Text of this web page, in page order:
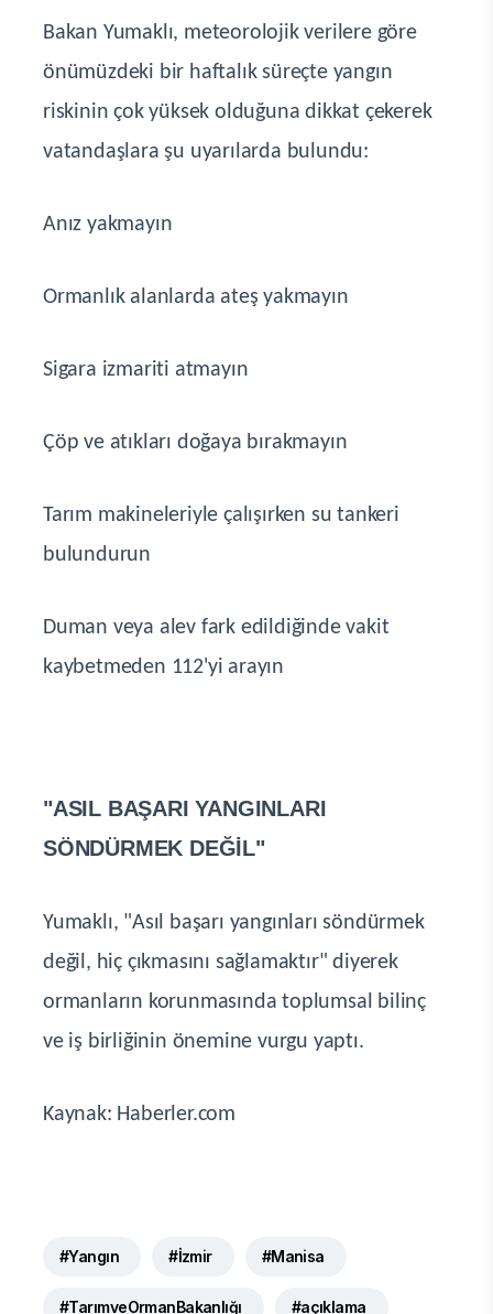
Bakan Yumaklı, meteorolojik verilere göre
önümüzdeki bir haftalık süreçte yangın
riskinin çok yüksek olduğuna dikkat çekerek
vatandaşlara şu uyarılarda bulundu:
Anız yakmayın
Ormanlık alanlarda ateş yakmayın
Sigara izmariti atmayın
Çöp ve atıkları doğaya bırakmayın
Tarım makineleriyle çalışırken su tankeri
bulundurun
Duman veya alev fark edildiğinde vakit
kaybetmeden 112'yi arayın
"ASIL BAŞARI YANGINLARI
SÖNDÜRMEK DEĞİL"
Yumaklı, "Asıl başarı yangınları söndürmek
değil, hiç çıkmasını sağlamaktır" diyerek
ormanların korunmasında toplumsal bilinç
ve iş birliğinin önemine vurgu yaptı.
Kaynak: Haberler.com
#Yangın #İzmir #Manisa
#TarımveOrmanBakanlığı #açıklama